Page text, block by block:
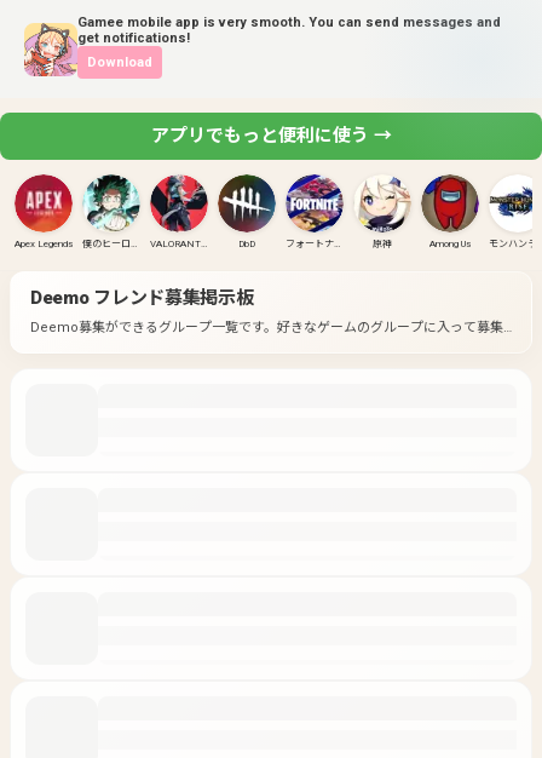
Gamee mobile app is very smooth. You can send messages and
get notifications!
Download
アプリでもっと便利に使う →
Apex Legends 僕のヒーローアカデミア ULTRA RUMBLE VALORANT(PC) DbD フォートナイト 原神 Among Us
Deemoフレンド募集掲示板
Deemo募集ができるグループ一覧です。 好きなゲームのグループに入って募集